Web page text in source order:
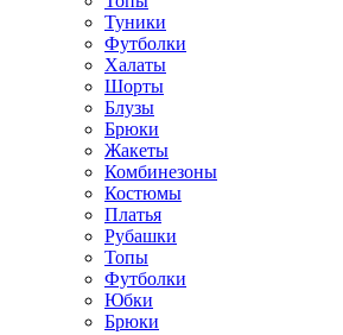
Туники
Футболки
Халаты
Шорты
Блузы
Брюки
Жакеты
Комбинезоны
Костюмы
Платья
Рубашки
Топы
Футболки
Юбки
Брюки